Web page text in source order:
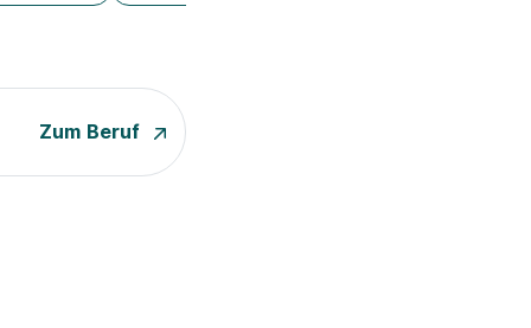
Zum Beruf